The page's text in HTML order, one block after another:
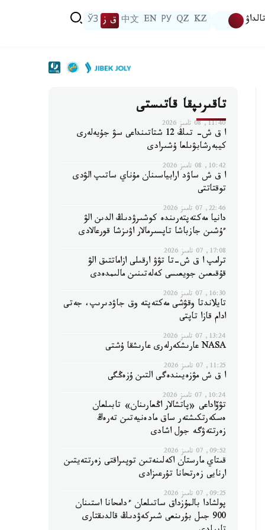
تالداۋ KZ
QZ
РУ
EN
中文 ق ز ЎЗ
تاقىرىپقا قاتىستى
11:40, 08 تامىز 2026
ا ق ش- تىڭ 12 شتاتىنداعى سۋ جۇيەلەرى
كيبەرشابۋىلعا ۇشىرادى
10:42, 08 تامىز 2026
ا ق ش ساۋد ارابياسىنان مۇناي ساتىپ الۋدى
توقتاتتى
22:46, 07 تامىز 2026
دانيا مەكتەپتەرىندە كوشىرۋدىڭ الدىن الۋ
ءۇشىن جازباشا تاپسىرمالار اۋىزشا قورعالادى
17:08, 07 تامىز 2026
ترامپ ا ق ش-تا تۋۋ ارقىلى ازاماتتىق الۋ
قۇقىعىن جويعىسى كەلەتىنىن مالىمدەدى
16:30, 07 تامىز 2026
تايلاندتا وقۋشى مەكتەپتە وق جاۋدىرىپ، جەتى
ادام قازا تاپتى
13:24, 07 تامىز 2026
NASA عارىشكەرلەرى عارىشقا ۇشتى
11:25, 07 تامىز 2026
ا ق ش مۋزەيىندەگى التىن ۇزەڭگى
10:24, 07 تامىز 2026
تۋۆاداعى «پاتشالار اڭعارىنان» تابىلعان
ەسكەرتكىشتەر ساق مادەنيەتىن تەرەڭ
زەرتتەۋگە جول اشادى
09:52, 07 تامىز 2026
قىتاي مارستان اكەلىنەتىن توپىراقتى زەرتتەيتىن
ارنايى زەرتحانا تۇرعىزادى
09:25, 07 تامىز 2026
پولشادا بالمۇزداق ساتىلعان ءدامحانا استىنان
900 جىل بۇرىنعى شىركەۋدىڭ قالدىقتارى